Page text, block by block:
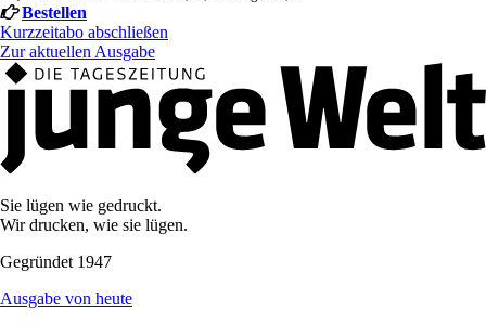
Bestellen
Kurzzeitabo abschließen
Zur aktuellen Ausgabe
Sie lügen wie gedruckt.
Wir drucken, wie sie lügen.
Gegründet 1947
Ausgabe von heute